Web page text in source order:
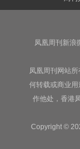
凤凰周刊新浪
凤凰周刊网站
何转载或商业
作他处，香港
Copyright ©